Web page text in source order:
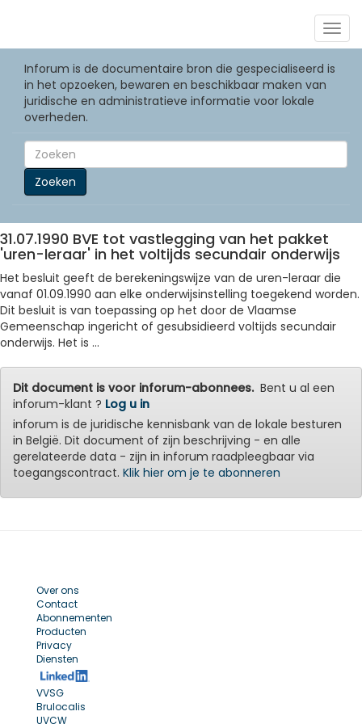
Inforum is de documentaire bron die gespecialiseerd is
in het opzoeken, bewaren en beschikbaar maken van
juridische en administratieve informatie voor lokale
overheden.
Zoeken
31.07.1990 BVE tot vastlegging van het pakket
'uren-leraar' in het voltijds secundair onderwijs
Het besluit geeft de berekeningswijze van de uren-leraar die
vanaf 01.09.1990 aan elke onderwijsinstelling toegekend worden.
Dit besluit is van toepassing op het door de Vlaamse
Gemeenschap ingericht of gesubsidieerd voltijds secundair
onderwijs. Het is ...
Dit document is voor inforum-abonnees.Bent u al een
inforum-klant ? Log u in
inforum is de juridische kennisbank van de lokale besturen
in België. Dit document of zijn beschrijving - en alle
gerelateerde data - zijn in inforum raadpleegbaar via
toegangscontract. Klik hier om je te abonneren
Over ons
Contact
Abonnementen
Producten
Privacy
Diensten
VVSG
Brulocalis
UVCW